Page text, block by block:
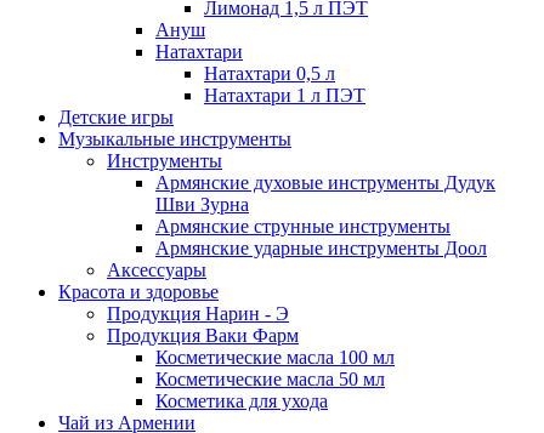
Лимонад 1,5 л ПЭТ
Ануш
Натахтари
Натахтари 0,5 л
Натахтари 1 л ПЭТ
Детские игры
Музыкальные инструменты
Инструменты
Армянские духовые инструменты Дудук
Шви Зурна
Армянские струнные инструменты
Армянские ударные инструменты Доол
Аксессуары
Красота и здоровье
Продукция Нарин - Э
Продукция Ваки Фарм
Косметические масла 100 мл
Косметические масла 50 мл
Косметика для ухода
Чай из Армении